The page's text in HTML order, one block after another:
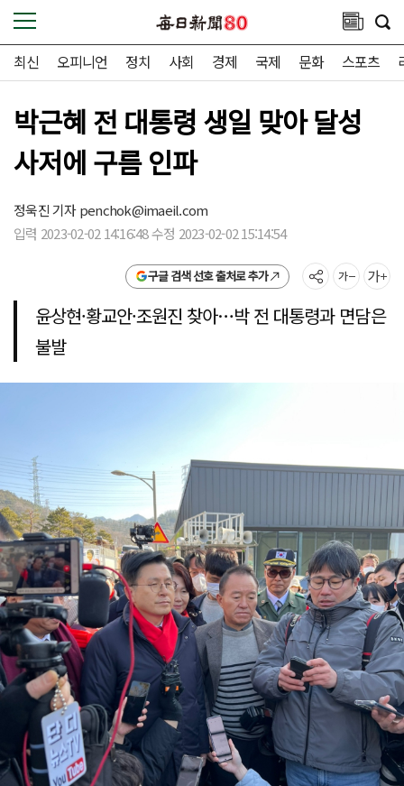
최신 오피니언 정치 사회 경제 국제 문화 스포츠
박근혜 전 대통령 생일 맞아 달성
사저에 구름 인파
정욱진 기자penchok@imaeil.com
입력 2023-02-02 14:16:48 수정 2023-02-02 15:14:54
구글 검색 선호 출처로 추가
윤상현·황교안·조원진 찾아…박 전 대통령과 면담은
불발